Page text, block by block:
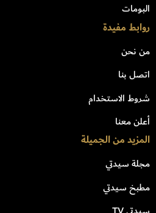
البومات
روابط مفيدة
من نحن
اتصل بنا
شروط الاستخدام
أعلن معنا
المزيد من الجميلة
مجلة سيدتي
مطبخ سيدتي